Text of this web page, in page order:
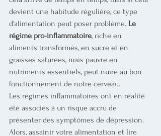
devient une habitude régulière, ce type
d'alimentation peut poser problème. Le
régime pro-inflammatoire, riche en
aliments transformés, en sucre et en
graisses saturées, mais pauvre en
nutriments essentiels, peut nuire au bon
fonctionnement de notre cerveau.
Les régimes inflammatoires ont en réalité
été associés à un risque accru de
présenter des symptômes de dépression.
Alors, assainir votre alimentation et lire